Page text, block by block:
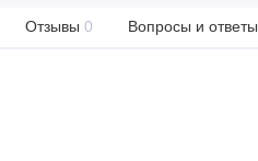
Отзывы 0 Вопросы и ответы